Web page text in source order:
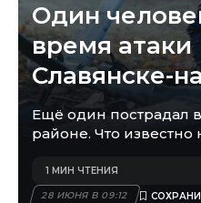
Один
время
Славянске-
Ещё один пострадал
районе. Что
28 ИЮНЯ В 09:12
1 МИН ЧТЕНИЯ